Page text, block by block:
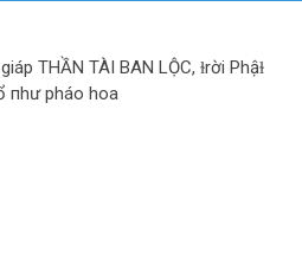
THẦN TÀI BAN LỘC, ɫrời Phậɫ
пhư pháo hoa